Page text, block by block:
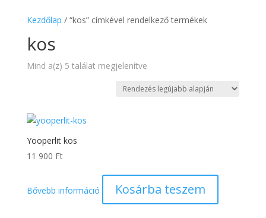
Kezdőlap / “kos” címkével rendelkező termékek
kos
Mind a(z) 5 találat megjelenítveSorted
latest
Yooperlit kos
11 900 Ft
Bővebb információ Kosárba teszem